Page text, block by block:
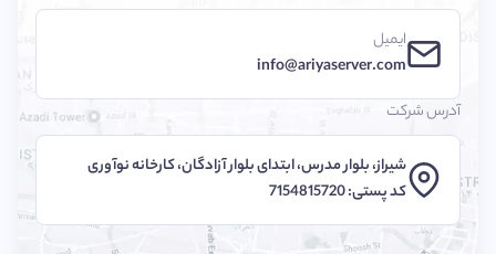
ایمیل
info@ariyaserver.com
آدرس شرکت
شیراز، بلوار مدرس، ابتدای بلوار آزادگان، کارخانه نوآوری
کد پستی: 7154815720